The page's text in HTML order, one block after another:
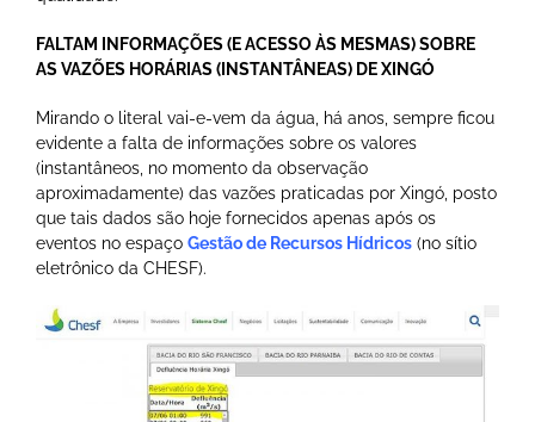
FALTAM INFORMAÇÕES (E ACESSO ÀS MESMAS) SOBRE
AS VAZÕES HORÁRIAS (INSTANTÂNEAS) DE XINGÓ
Mirando o literal vai-e-vem da água, há anos, sempre ficou
evidente a falta de informações sobre os valores
(instantâneos, no momento da observação
aproximadamente) das vazões praticadas por Xingó, posto
que tais dados são hoje fornecidos apenas após os
eventos no espaço Gestão de Recursos Hídricos (no sítio
eletrônico da CHESF).